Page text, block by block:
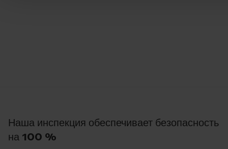
Наша инспекция обеспечивает безопасность
на 100 %